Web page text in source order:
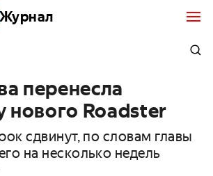
Журнал
перенесла
нового Roadster
сдвинут, по словам главы
на несколько недель